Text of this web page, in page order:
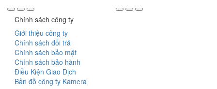
Chính sách công ty
Giới thiệu công ty
Chính sách đổi trả
Chính sách bảo mật
Chính sách bảo hành
Điều Kiện Giao Dịch
Bản đồ công ty Kamera